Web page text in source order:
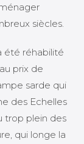
siècles.
été réhabilité
prix de
sarde qui
des Echelles
trop plein des
qui longe la